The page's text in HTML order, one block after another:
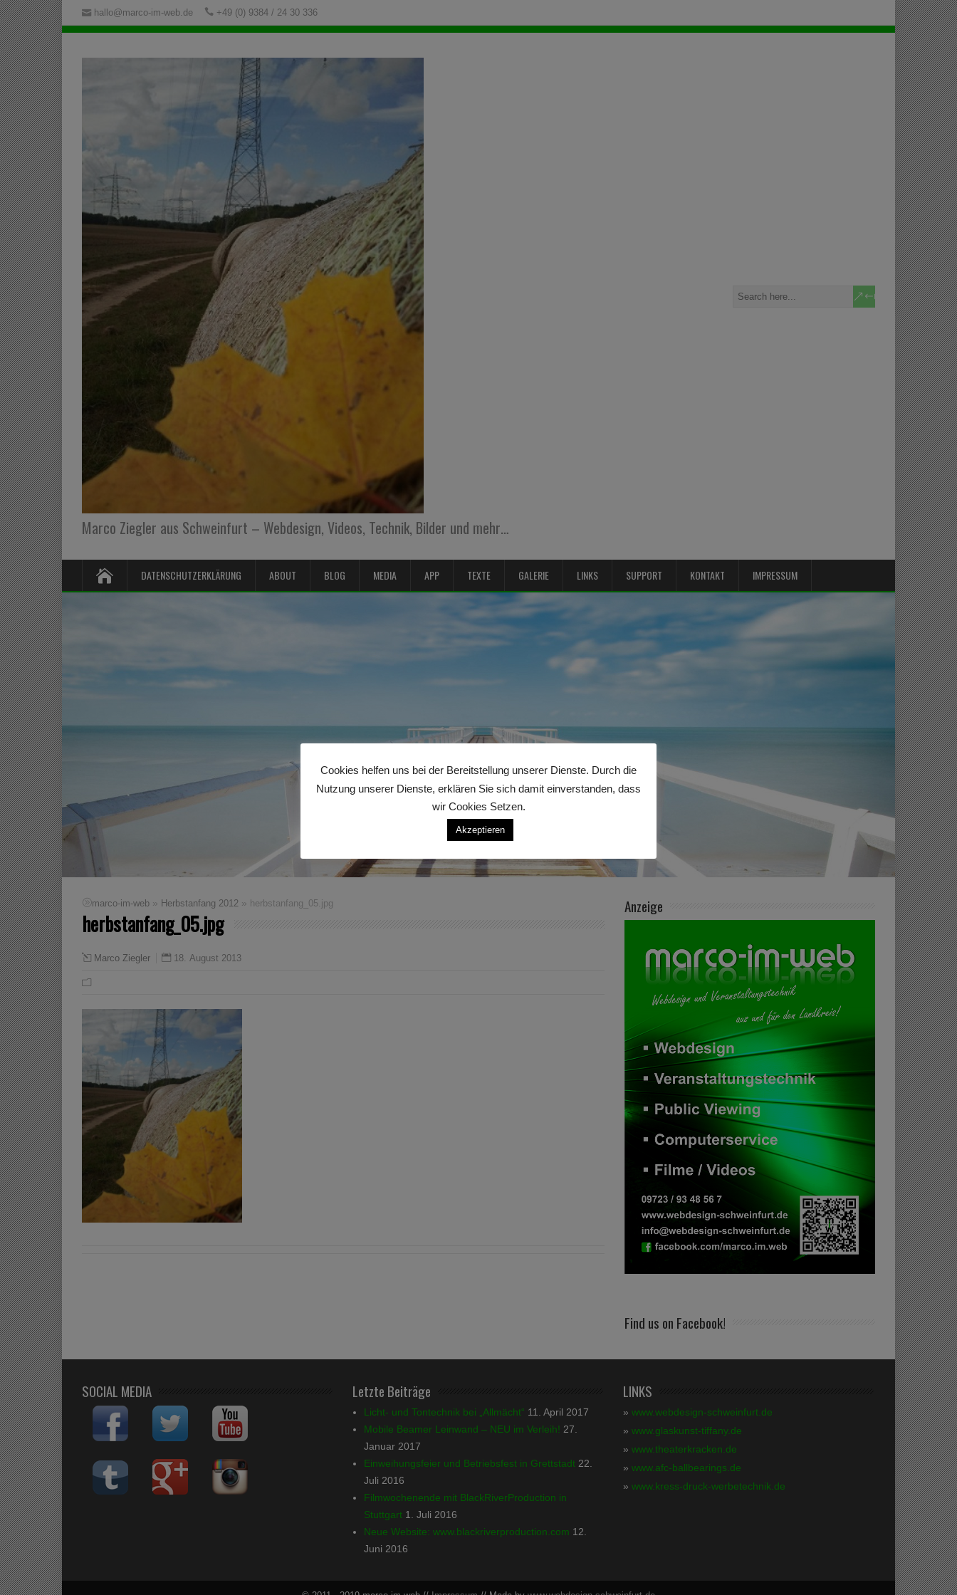
hallo@marco-im-web.de +49 (0) 9384 / 24 30 336
Marco Ziegler aus Schweinfurt – Webdesign, Videos, Technik, Bilder und mehr…
DATENSCHUTZERKLÄRUNG ABOUT BLOG MEDIA APP TEXTE GALERIE LINKS SUPPORT KONTAKT IMPRESSUM
marco-im-web » Herbstanfang 2012 » herbstanfang_05.jpg
herbstanfang_05.jpg
Marco Ziegler 18. August 2013
Anzeige
Find us on Facebook!
SOCIAL MEDIA Letzte Beiträge
Licht- und Tontechnik bei „Allmächt“ 11. April 2017
Mobile Beamer Leinwand – NEU im Verleih! 27.
Januar 2017
Einweihungsfeier und Betriebsfest in Grettstadt 22.
Juli 2016
Filmwochenende mit BlackRiverProduction in
Stuttgart 1. Juli 2016
Neue Website: www.blackriverproduction.com 12.
Juni 2016
LINKS
» www.webdesign-schweinfurt.de
» www.glaskunst-tiffany.de
» www.theaterkracken.de
» www.afc-ballbearings.de
» www.kress-druck-werbetechnik.de
Cookies helfen uns bei der Bereitstellung unserer Dienste. Durch die
Nutzung unserer Dienste, erklären Sie sich damit einverstanden, dass
wir Cookies Setzen.
Akzeptieren